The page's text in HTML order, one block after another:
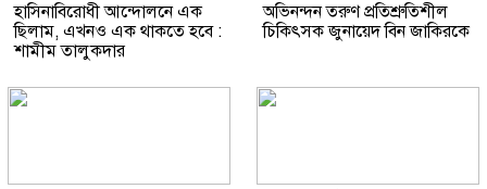
হাসিনাবিরোধী আন্দোলনে এক
ছিলাম, এখনও এক থাকতে হবে :
শামীম তালুকদার
অভিনন্দন তরুণ প্রতিশ্রুতিশীল
চিকিৎসক জুনায়েদ বিন জাকিরকে